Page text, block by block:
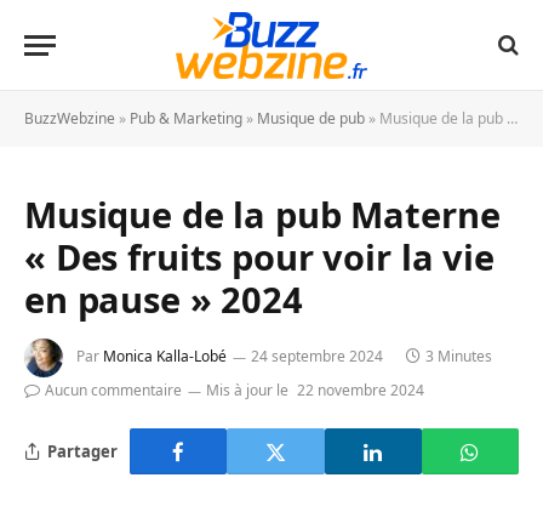
BuzzWebzine » Pub & Marketing » Musique de pub » Musique de la pub Materne « Des fruits pour voir la vie en pause » 2024
Musique de la pub Materne
« Des fruits pour voir la vie
en pause » 2024
Par Monica Kalla-Lobé 24 septembre 2024
3 Minutes
Aucun commentaire
Mis à jour le 22 novembre 2024
Partager